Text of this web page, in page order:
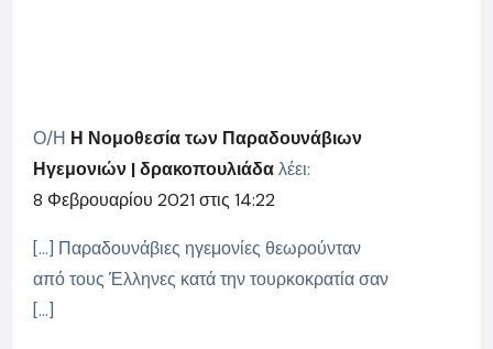
Ο/Η Η Νομοθεσία των Παραδουνάβιων
Ηγεμονιών | δρακοπουλιάδα λέει:
8 Φεβρουαρίου 2021 στις 14:22
[…] Παραδουνάβιες ηγεμονίες θεωρούνταν
από τους Έλληνες κατά την τουρκοκρατία σαν
[…]